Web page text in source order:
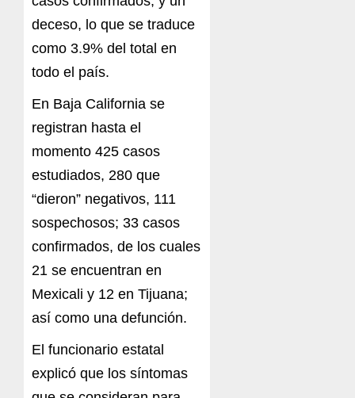
deceso, lo que se traduce
como 3.9% del total en
todo el país.
En Baja California se
registran hasta el
momento 425 casos
estudiados, 280 que
“dieron” negativos, 111
sospechosos; 33 casos
confirmados, de los cuales
21 se encuentran en
Mexicali y 12 en Tijuana;
así como una defunción.
El funcionario estatal
explicó que los síntomas